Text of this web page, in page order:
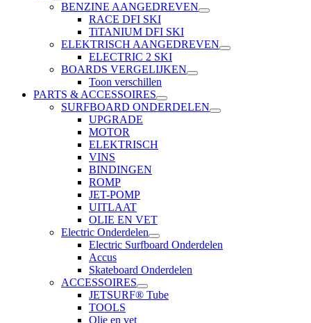
BENZINE AANGEDREVEN
RACE DFI SKI
TiTANIUM DFI SKI
ELEKTRISCH AANGEDREVEN
ELECTRIC 2 SKI
BOARDS VERGELIJKEN
Toon verschillen
PARTS & ACCESSOIRES
SURFBOARD ONDERDELEN
UPGRADE
MOTOR
ELEKTRISCH
VINS
BINDINGEN
ROMP
JET-POMP
UITLAAT
OLIE EN VET
Electric Onderdelen
Electric Surfboard Onderdelen
Accus
Skateboard Onderdelen
ACCESSOIRES
JETSURF® Tube
TOOLS
Olie en vet